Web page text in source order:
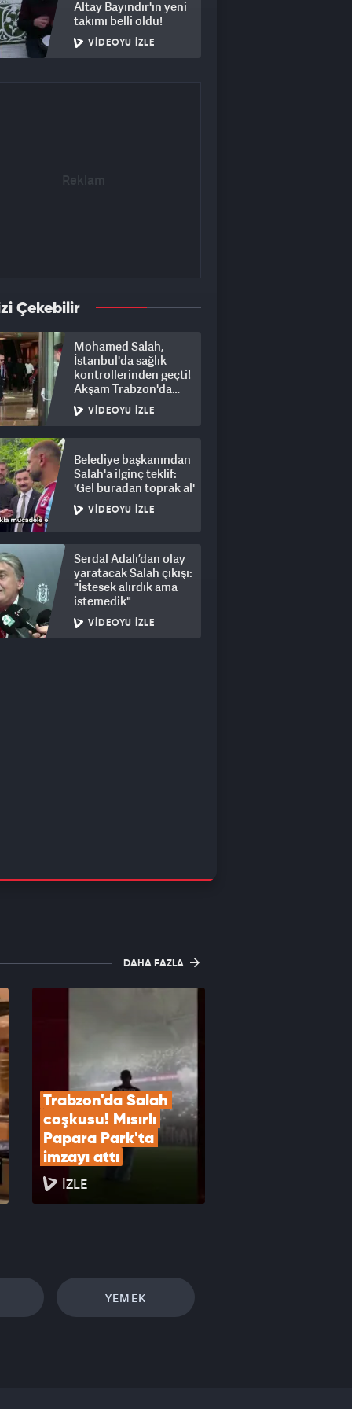
Altay Bayındır'ın yeni
takımı belli oldu!
VIDEOYU İZLE
Çekebilir
Mohamed Salah,
İstanbul'da sağlık
kontrollerinden geçti!
Akşam Trabzon'da
olacak
VIDEOYU İZLE
Belediye başkanından
Salah'a ilginç teklif:
'Gel buradan toprak al'
VIDEOYU İZLE
Serdal Adalı’dan olay
yaratacak Salah çıkışı:
"İstesek alırdık ama
istemedik"
VIDEOYU İZLE
DAHA FAZLA
Trabzon'da Salah
coşkusu! Mısırlı
Papara Park'ta
imzayı attı
İZLE
YEMEK